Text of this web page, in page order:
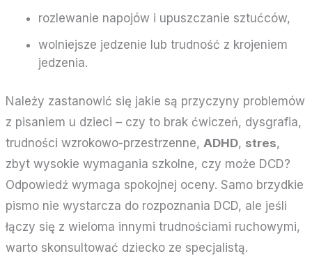
rozlewanie napojów i upuszczanie sztućców,
wolniejsze jedzenie lub trudność z krojeniem
jedzenia.
Należy zastanowić się jakie są przyczyny problemów
z pisaniem u dzieci – czy to brak ćwiczeń, dysgrafia,
trudności wzrokowo-przestrzenne,ADHD, stres,
zbyt wysokie wymagania szkolne, czy może DCD?
Odpowiedź wymaga spokojnej oceny. Samo brzydkie
pismo nie wystarcza do rozpoznania DCD, ale jeśli
łączy się z wieloma innymi trudnościami ruchowymi,
warto skonsultować dziecko ze specjalistą.